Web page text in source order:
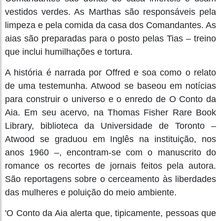
vestidos verdes. As Marthas são responsáveis pela
limpeza e pela comida da casa dos Comandantes. As
aias são preparadas para o posto pelas Tias – treino
que inclui humilhações e tortura.
A história é narrada por Offred e soa como o relato
de uma testemunha. Atwood se baseou em notícias
para construir o universo e o enredo de O Conto da
Aia. Em seu acervo, na Thomas Fisher Rare Book
Library, biblioteca da Universidade de Toronto –
Atwood se graduou em Inglês na instituição, nos
anos 1960 –, encontram-se com o manuscrito do
romance os recortes de jornais feitos pela autora.
São reportagens sobre o cerceamento às liberdades
das mulheres e poluição do meio ambiente.
'O Conto da Aia alerta que, tipicamente, pessoas que